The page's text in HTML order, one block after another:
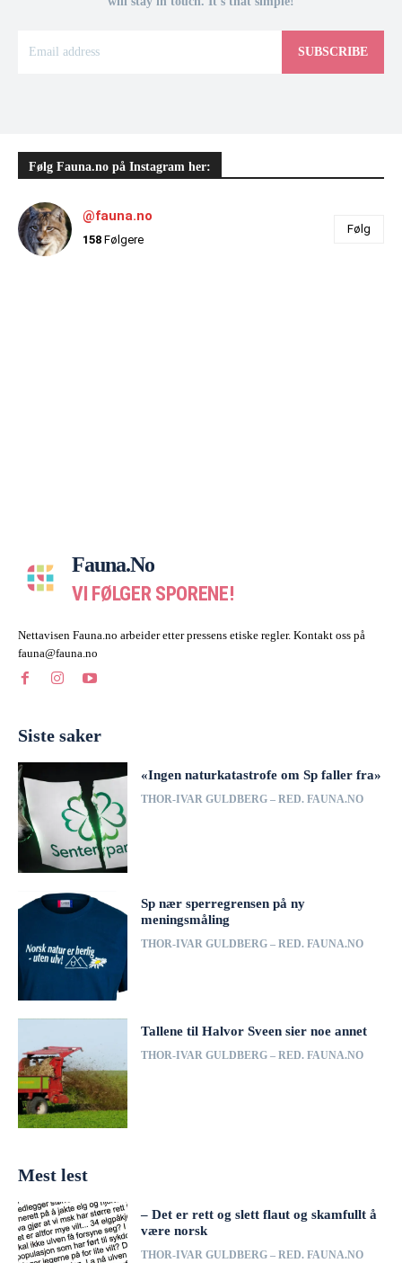
SUBSCRIBE
Følg Fauna.no på Instagram her:
@fauna.no
158 Følgere
Følg
Fauna.no
VI FØLGER SPORENE!
Nettavisen Fauna.no arbeider etter pressens etiske regler. Kontakt oss på
fauna@fauna.no
Siste saker
«Ingen naturkatastrofe om Sp faller fra»
THOR-IVAR GULDBERG – RED. FAUNA.NO
Sp nær sperregrensen på ny
meningsmåling
THOR-IVAR GULDBERG – RED. FAUNA.NO
Tallene til Halvor Sveen sier noe annet
THOR-IVAR GULDBERG – RED. FAUNA.NO
Mest lest
– Det er rett og slett flaut og skamfullt å
være norsk
THOR-IVAR GULDBERG – RED. FAUNA.NO